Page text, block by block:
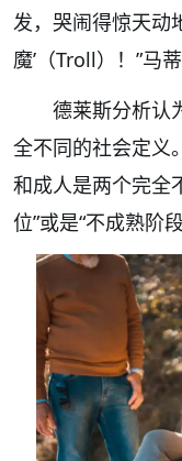
发，哭闹得惊天动
魔’（Troll）！”马
德莱斯分析认
全不同的社会定义
和成人是两个完全
位”或是“不成熟阶段